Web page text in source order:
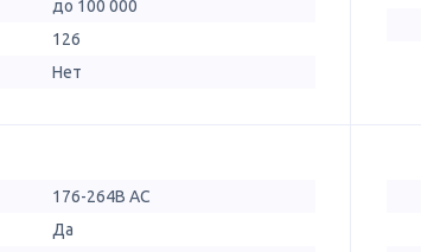
до 100 000
126
Нет
176-264В AC
Да